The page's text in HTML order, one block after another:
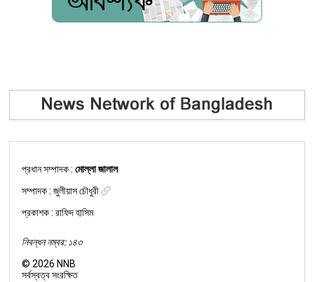
প্রধান সম্পাদক :মোল্লা জালাল
সম্পাদক :জুলীয়াস চৌধুরী
প্রকাশক : রাফিদ হাসিম
নিবন্ধন নম্বর: ১৪৩
©2026 NNB
সর্বস্বত্ব সংরক্ষিত